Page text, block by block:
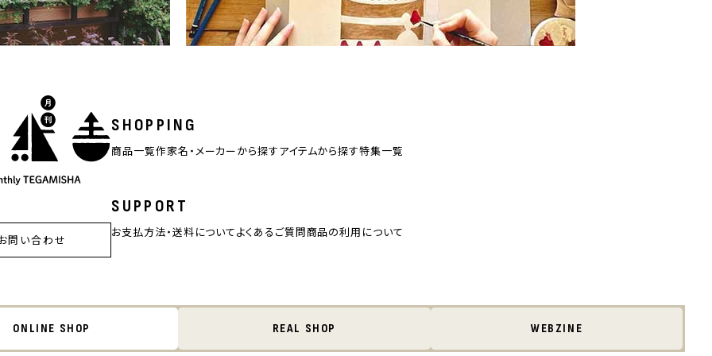
SHOPPING
商品一覧作家名・メーカーから探すアイテムから探す特集一覧
SUPPORT
お支払方法・送料についてよくあるご質問商品の利用について
問い合わせ
ONLINE SHOP REAL SHOP WEBZINE